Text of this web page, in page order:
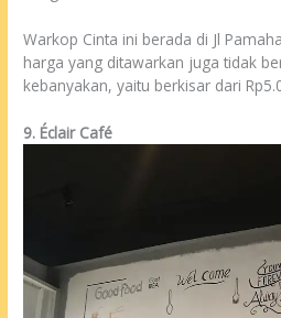
Warkop Cinta ini berada di Jl
harga yang ditawarkan juga tidak
kebanyakan, yaitu berkisar dari
9. Éclair Café